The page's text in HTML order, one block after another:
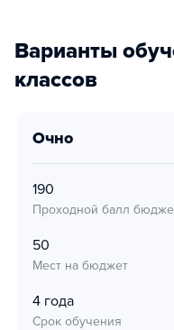
Варианты
классов
очно
190
Проходной балл
50
Мест на бюджет
4 года
Срок обучения